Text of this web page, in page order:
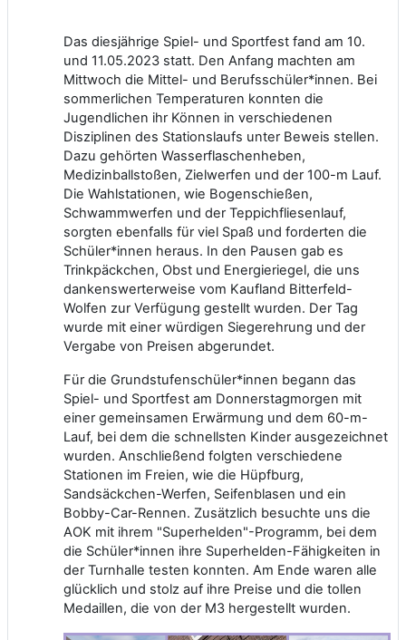
Das diesjährige Spiel- und Sportfest fand am 10.
und 11.05.2023 statt. Den Anfang machten am
Mittwoch die Mittel- und Berufsschüler*innen. Bei
sommerlichen Temperaturen konnten die
Jugendlichen ihr Können in verschiedenen
Disziplinen des Stationslaufs unter Beweis stellen.
Dazu gehörten Wasserflaschenheben,
Medizinballstoßen, Zielwerfen und der 100-m Lauf.
Die Wahlstationen, wie Bogenschießen,
Schwammwerfen und der Teppichfliesenlauf,
sorgten ebenfalls für viel Spaß und forderten die
Schüler*innen heraus. In den Pausen gab es
Trinkpäckchen, Obst und Energieriegel, die uns
dankenswerterweise vom Kaufland Bitterfeld-
Wolfen zur Verfügung gestellt wurden. Der Tag
wurde mit einer würdigen Siegerehrung und der
Vergabe von Preisen abgerundet.
Für die Grundstufenschüler*innen begann das
Spiel- und Sportfest am Donnerstagmorgen mit
einer gemeinsamen Erwärmung und dem 60-m-
Lauf, bei dem die schnellsten Kinder ausgezeichnet
wurden. Anschließend folgten verschiedene
Stationen im Freien, wie die Hüpfburg,
Sandsäckchen-Werfen, Seifenblasen und ein
Bobby-Car-Rennen. Zusätzlich besuchte uns die
AOK mit ihrem "Superhelden"-Programm, bei dem
die Schüler*innen ihre Superhelden-Fähigkeiten in
der Turnhalle testen konnten. Am Ende waren alle
glücklich und stolz auf ihre Preise und die tollen
Medaillen, die von der M3 hergestellt wurden.